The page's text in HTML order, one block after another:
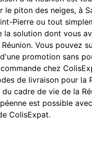
le piton des neiges, à
Pierre ou tout
la solution dont vous
Vous pouvez
promotion sans
chez
de livraison pour la
cadre de vie de la
est possible
ColisExpat.